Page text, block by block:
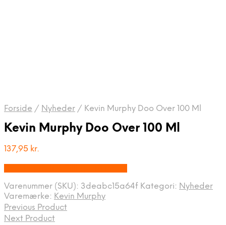
Forside / Nyheder / Kevin Murphy Doo Over 100 Ml
Kevin Murphy Doo Over 100 Ml
137,95 kr.
Varenummer (SKU): 3deabc15a64f Kategori: Nyheder
Varemærke: Kevin Murphy
Previous Product
Next Product